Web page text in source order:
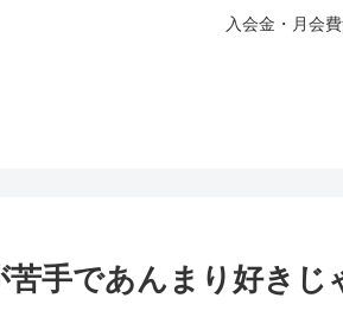
入会金・月会
苦手であんまり好き